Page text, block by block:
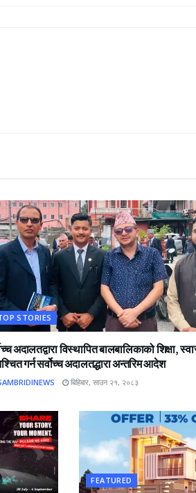
STORIES
अदालतद्वारा विस्थापित बालबालिकाको शिक्षा,
गर्न सर्वोच्च अदालतद्धारा अन्तरिम आदेश
बिहिबार, साउन २१, २०८३
FEATURED